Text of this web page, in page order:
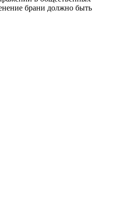
брани должно быть